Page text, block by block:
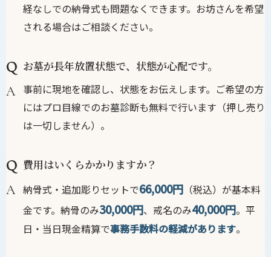
経なしでの納骨式も問題なくできます。お坊さんを希望
される場合はご相談ください。
お墓が長年放置状態で、状態が心配です。
事前に現地を確認し、状態をお伝えします。ご希望の方
にはプロ目線でのお墓診断も無料で行います（押し売り
は一切しません）。
費用はいくらかかりますか？
納骨式・追加彫りセットで66,000円 （税込）が基本料
金です。納骨のみ30,000円、戒名のみ40,000円。平
日・当日現金精算で事務手数料の軽減があります。